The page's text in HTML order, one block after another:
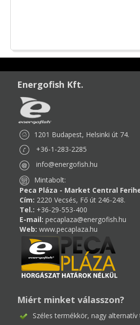
Energofish Kft.
1201 Budapest, Helsinki út 74.
+36-1-283-2285
info@energofish.hu
Mintabolt:
Peca Pláza - Market Central
Cím: 2220 Vecsés, Fő út 246-248.
Tel.: +36-29-553-400
E-mail: pecaplaza@energofish.hu
Web: www.pecaplaza.hu
Miért minket válasszon?
Széles termékkör, nagy